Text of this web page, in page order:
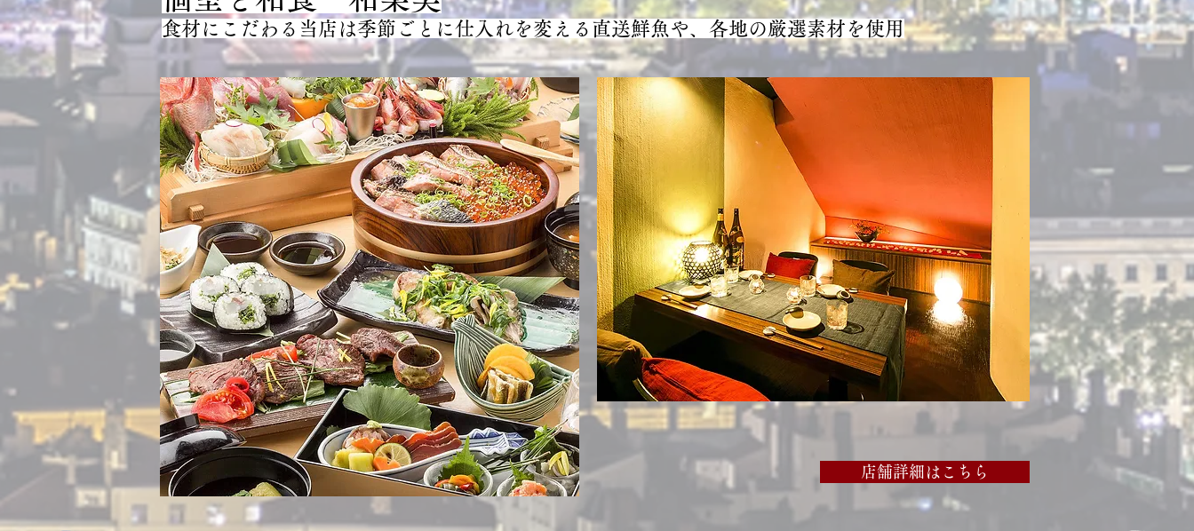
食材にこだわる当店は季節ごとに仕入れを変える直送鮮魚や、各地の厳選素材を使用
店舗詳細はこちら